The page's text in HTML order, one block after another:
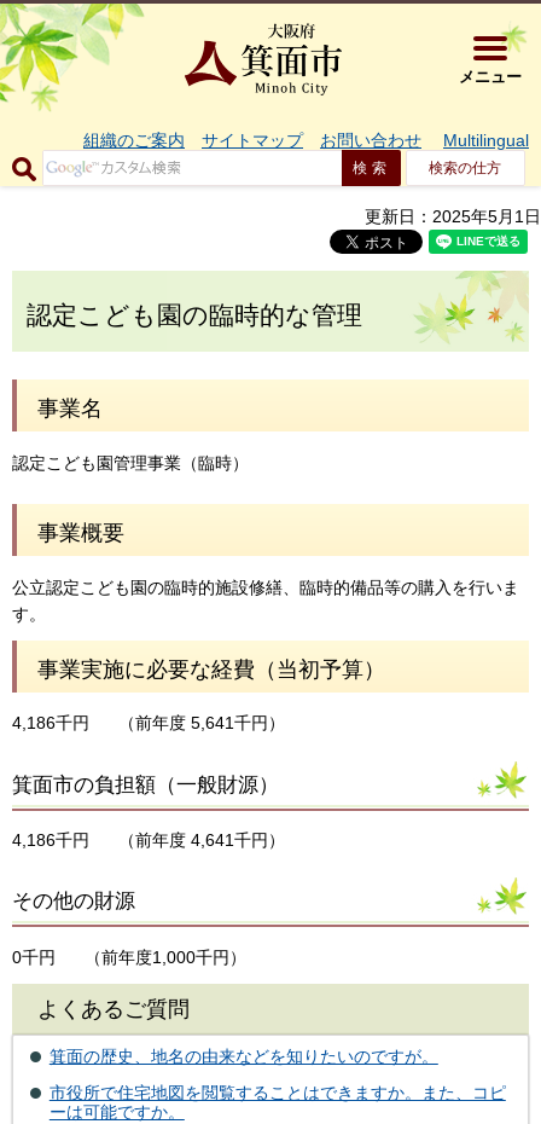
大阪府箕
メニュー
組織のご案内 サイトマップ お問い合わせ Multilingual
検索の仕方
更新日：2025年5月1日
認定こども園の臨時的な管理
事業名
認定こども園管理事業（臨時）
事業概要
公立認定こども園の臨時的施設修繕、臨時的備品等の購入を行いま
す。
事業実施に必要な経費（当初予算）
4,186千円 （前年度 5,641千円）
箕面市の負担額（一般財源）
4,186千円 （前年度 4,641千円）
その他の財源
0千円 （前年度1,000千円）
よくあるご質問
箕面の歴史、地名の由来などを知りたいのですが。
市役所で住宅地図を閲覧することはできますか。また、コピ
ーは可能ですか。